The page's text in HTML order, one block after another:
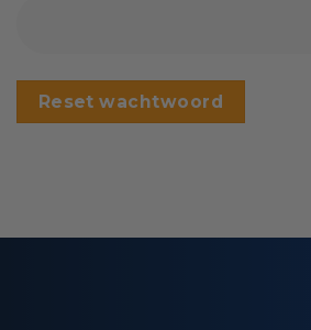
Reset wachtwoord